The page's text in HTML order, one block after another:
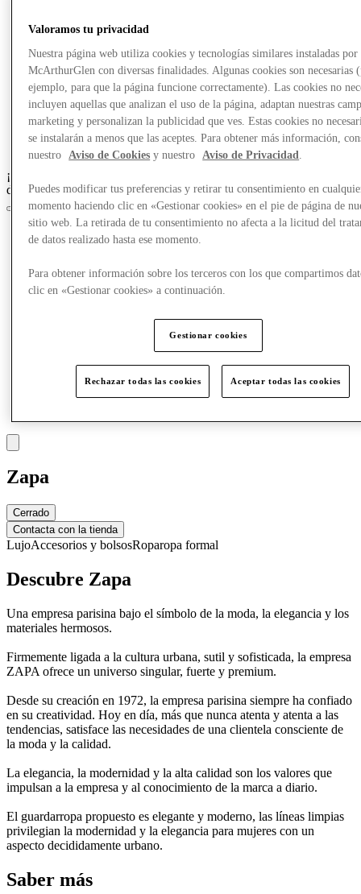
Ofertas
Planifica tu visita
Comer y beber
Servicios
Tarjetas regalo
¡Crazy Days, acceso anticipado el 25 de marzo para los miembros
del Club!Únete ahora
Zapa
Cerrado
Contacta con la tienda
LujoAccesorios y bolsosRoparopa formal
Descubre Zapa
Una empresa parisina bajo el símbolo de la moda, la elegancia y los
materiales hermosos.
Firmemente ligada a la cultura urbana, sutil y sofisticada, la empresa
ZAPA ofrece un universo singular, fuerte y premium.
Desde su creación en 1972, la empresa parisina siempre ha confiado
en su creatividad. Hoy en día, más que nunca atenta y atenta a las
tendencias, satisface las necesidades de una clientela consciente de
la moda y la calidad.
La elegancia, la modernidad y la alta calidad son los valores que
impulsan a la empresa y al conocimiento de la marca a diario.
El guardarropa propuesto es elegante y moderno, las líneas limpias
privilegian la modernidad y la elegancia para mujeres con un
aspecto decididamente urbano.
Saber más
Valoramos tu privacidad
Nuestra página web utiliza cookies y tecnologías similares instaladas por
McArthurGlen con diversas finalidades. Algunas cookies son necesarias
ejemplo, para que la página funcione correctamente). Las cookies no
incluyen aquellas que analizan el uso de la página, adaptan nuestras
marketing y personalizan la publicidad que ves. Estas cookies no
se instalarán a menos que las aceptes. Para obtener más información,
nuestro
Aviso de Cookies y nuestro Aviso de Privacidad.
Puedes modificar tus preferencias y retirar tu consentimiento en
momento haciendo clic en «Gestionar cookies» en el pie de página de
sitio web. La retirada de tu consentimiento no afecta a la licitud del
de datos realizado hasta ese momento.
Para obtener información sobre los terceros con los que compartimos
clic en «Gestionar cookies» a continuación.
Gestionar cookies
Rechazar todas las cookies Aceptar todas las cookies